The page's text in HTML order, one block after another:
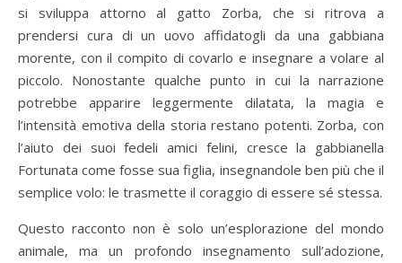
si sviluppa attorno al gatto Zorba, che si ritrova a
prendersi cura di un uovo affidatogli da una gabbiana
morente, con il compito di covarlo e insegnare a volare al
piccolo. Nonostante qualche punto in cui la narrazione
potrebbe apparire leggermente dilatata, la magia e
l’intensità emotiva della storia restano potenti. Zorba, con
l’aiuto dei suoi fedeli amici felini, cresce la gabbianella
Fortunata come fosse sua figlia, insegnandole ben più che il
semplice volo: le trasmette il coraggio di essere sé stessa.
Questo racconto non è solo un’esplorazione del mondo
animale, ma un profondo insegnamento sull’adozione,